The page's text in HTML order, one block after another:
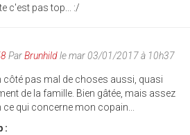
c'est pas top... :/
ParBrunhildle mar 03/01/2017 à 10h37
côté pas mal de choses aussi, quasi
de la famille. Bien gâtée, mais assez
ce qui concerne mon copain...
: